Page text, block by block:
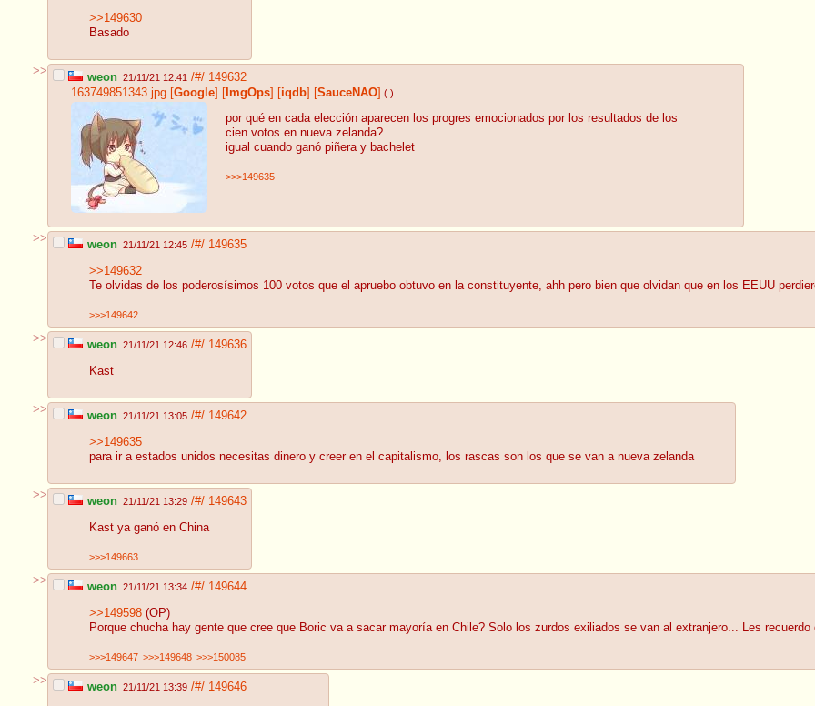
>>149630
Basado
>> weon 21/11/21 12:41 /#/ 149632
163749851343.jpg [Google] [ ImgOps] [iqdb] [SauceNAO] ( )
por qué en cada elección aparecen los progres emocionados por los resultados de los
cien votos en nueva zelanda?
igual cuando ganó piñera y bachelet
>>>149635
>> weon 21/11/21 12:45 /#/ 149635
>>149632
Te olvidas de los poderosísimos 100 votos que el apruebo obtuvo en la constituyente, ahh pero bien que olvidan que en los EEUU
>>>149642
>> weon 21/11/21 12:46 /#/ 149636
Kast
>> weon 21/11/21 13:05 /#/ 149642
>>149635
para ir a estados unidos necesitas dinero y creer en el capitalismo, los rascas son los que se van a nueva zelanda
>> weon 21/11/21 13:29 /#/ 149643
Kast ya ganó en China
>>>149663
>> weon 21/11/21 13:34 /#/ 149644
>>149598 (OP)
Porque chucha hay gente que cree que Boric va a sacar mayoría en Chile? Solo los zurdos exiliados se van al extranjero... Les recuerdo
>>>149647 >>>149648 >>>150085
>> weon 21/11/21 13:39 /#/ 149646